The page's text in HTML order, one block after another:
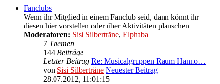
Fanclubs
Wenn ihr Mitglied in einem Fanclub seid, dann könnt ihr
diesen hier vorstellen oder über Aktivitäten plauschen.
Moderatoren: Sisi Silberträne, Elphaba
7 Themen
144 Beiträge
Letzter Beitrag Re: Musicalgruppen Raum Hanno…
von Sisi Silberträne Neuester Beitrag
28.07.2012, 11:01:15